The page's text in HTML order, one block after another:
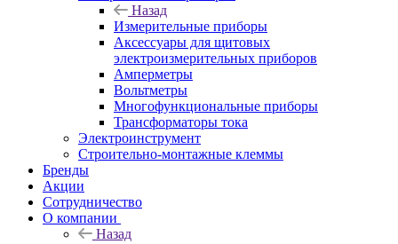
Назад
Измерительные приборы
Аксессуары для щитовых
электроизмерительных приборов
Амперметры
Вольтметры
Многофункциональные приборы
Трансформаторы тока
Электроинструмент
Строительно-монтажные клеммы
Бренды
Акции
Сотрудничество
О компании
Назад